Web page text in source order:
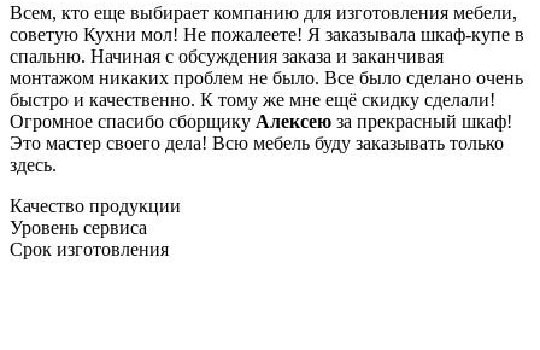
Всем, кто еще выбирает компанию для изготовления мебели,
советую Кухни мол! Не пожалеете! Я заказывала шкаф-купе в
спальню. Начиная с обсуждения заказа и заканчивая
монтажом никаких проблем не было. Все было сделано очень
быстро и качественно. К тому же мне ещё скидку сделали!
Огромное спасибо сборщику Алексею за прекрасный шкаф!
Это мастер своего дела! Всю мебель буду заказывать только
здесь.
Качество продукции
Уровень сервиса
Срок изготовления